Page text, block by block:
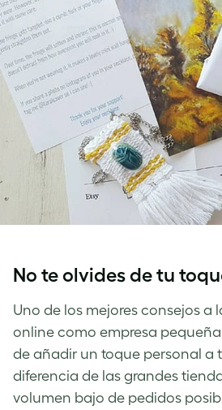
No te olvides de tu
Uno de los mejores consejos a
online como empresa
de añadir un toque personal a
diferencia de las grandes
volumen bajo de pedidos